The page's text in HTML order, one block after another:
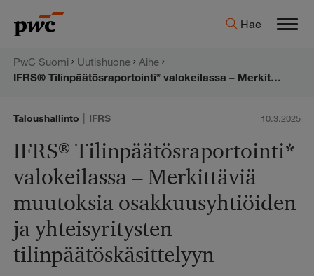
sisältöön
PwC:n
Hae
PwC Suomi Uutishuone
Aihe
IFRS® Tilinpäätösraportointi* valokeilassa – Merkittäviä muutoksia osakkuusyhtiöiden ja yhteisyritysten tilinpäätöskäsittelyyn
Taloushallinto | IFRS 10.3.2025
IFRS® Tilinpäätösraportointi*
valokeilassa – Merkittäviä
muutoksia osakkuusyhtiöiden
ja yhteisyritysten
tilinpäätöskäsittelyyn